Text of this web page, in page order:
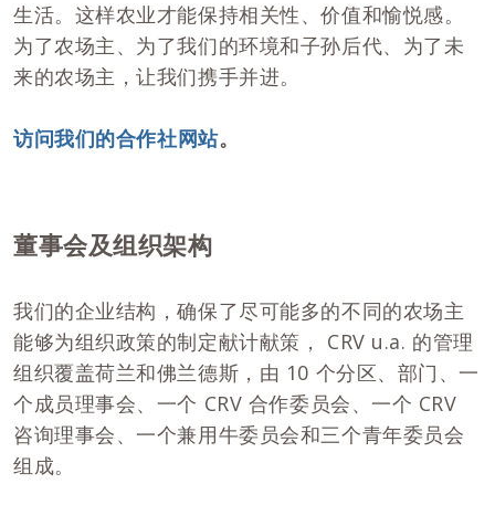
生活。这样农业才能保持相关性、价值和愉悦感。
为了农场主、为了我们的环境和子孙后代、为了未
来的农场主，让我们携手并进。
访问我们的合作社网站。
董事会及组织架构
我们的企业结构，确保了尽可能多的不同的农场主
能够为组织政策的制定献计献策， CRV u.a. 的管理
组织覆盖荷兰和佛兰德斯，由 10 个分区、部门、一
个成员理事会、一个 CRV 合作委员会、一个 CRV
咨询理事会、一个兼用牛委员会和三个青年委员会
组成。